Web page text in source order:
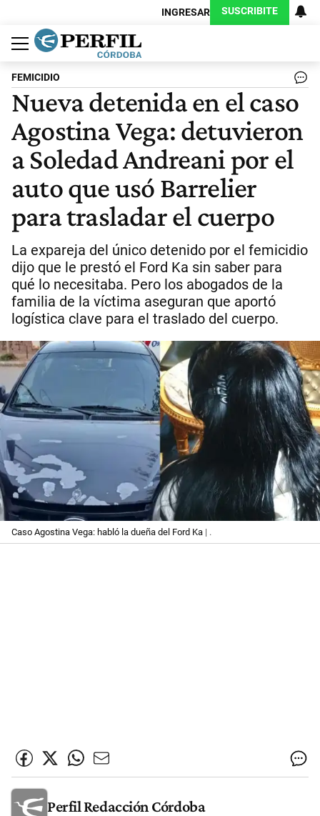
INGRESAR SUSCRIBITE
Política
Economía
Judiciales
Sociedad
Cultura
Espectáculos
Deportes
Protagonistas
FEMICIDIO
Nueva detenida en el caso
Agostina Vega: detuvieron
a Soledad Andreani por el
auto que usó Barrelier
para trasladar el cuerpo
La expareja del único detenido por el femicidio
dijo que le prestó el Ford Ka sin saber para
qué lo necesitaba. Pero los abogados de la
familia de la víctima aseguran que aportó
logística clave para el traslado del cuerpo.
Caso Agostina Vega: habló la dueña del Ford Ka | .
Perfil Redacción Córdoba